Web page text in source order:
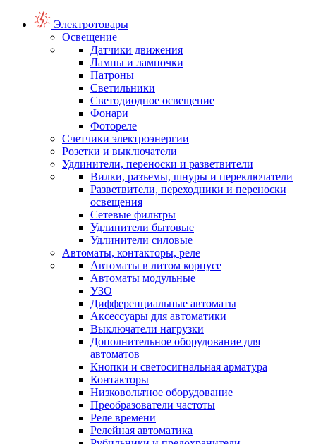
Электротовары
Освещение
Датчики движения
Лампы и лампочки
Патроны
Светильники
Светодиодное освещение
Фонари
Фотореле
Счетчики электроэнергии
Розетки и выключатели
Удлинители, переноски и разветвители
Вилки, разъемы, шнуры и переключатели
Разветвители, переходники и переноски
освещения
Сетевые фильтры
Удлинители бытовые
Удлинители силовые
Автоматы, контакторы, реле
Автоматы в литом корпусе
Автоматы модульные
УЗО
Дифференциальные автоматы
Аксессуары для автоматики
Выключатели нагрузки
Дополнительное оборудование для
автоматов
Кнопки и светосигнальная арматура
Контакторы
Низковольтное оборудование
Преобразователи частоты
Реле времени
Релейная автоматика